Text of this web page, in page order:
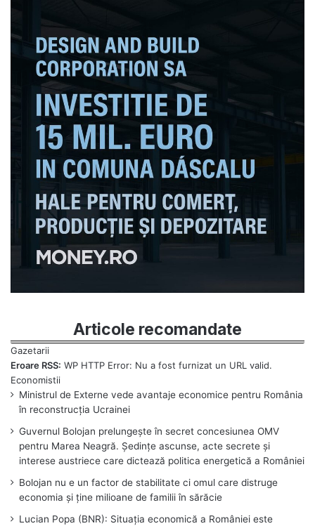
Articole recomandate
Eroare RSS: WP HTTP Error: Nu a fost furnizat un URL valid.
Ministrul de Externe vede avantaje economice pentru România
în reconstrucția Ucrainei
Guvernul Bolojan prelungește în secret concesiunea OMV
pentru Marea Neagră. Ședințe ascunse, acte secrete și
interese austriece care dictează politica energetică a României
Bolojan nu e un factor de stabilitate ci omul care distruge
economia și ține milioane de familii în sărăcie
Lucian Popa (BNR): Situația economică a României este